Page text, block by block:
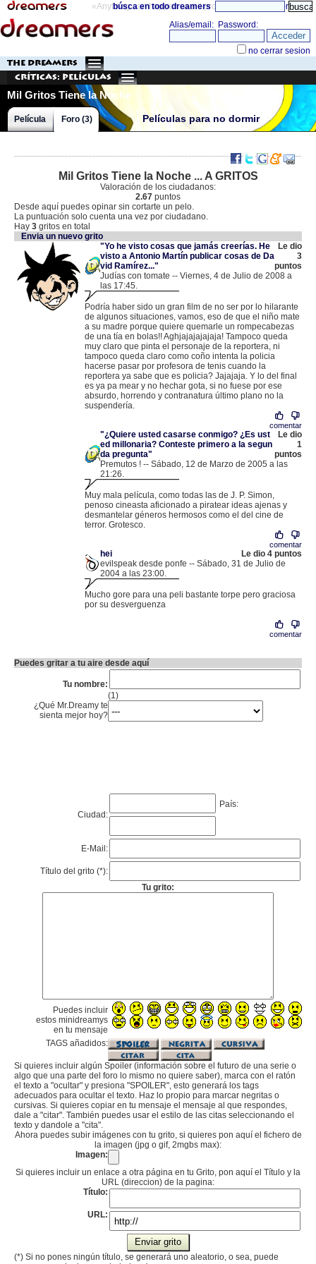
«Anything can happen and it probably will» directorio
búsca en todo dreamers
THE DREAMERS
Críticas: Películas
Mil Gritos Tiene la Noche
Películas para no dormir
Película Foro (3)
Mil Gritos Tiene la Noche ... A GRITOS
Valoración de los ciudadanos:
2.67 puntos
Desde aquí puedes opinar sin cortarte un pelo.
La puntuación solo cuenta una vez por ciudadano.
Hay 3 gritos en total
Envia un nuevo grito
"Yo he visto cosas que jamás creerías. He
visto a Antonio Martín publicar cosas de Da
vid Ramírez..."
Le dio
3
puntos
Judías con tomate -- Viernes, 4 de Julio de 2008 a
las 17:45.
Podría haber sido un gran film de no ser por lo hilarante
de algunos situaciones, vamos, eso de que el niño mate
a su madre porque quiere quemarle un rompecabezas
de una tía en bolas!! Aghjajajajajaja! Tampoco queda
muy claro que pinta el personaje de la reportera, ni
tampoco queda claro como coño intenta la policia
hacerse pasar por profesora de tenis cuando la
reportera ya sabe que es policia? Jajajaja. Y lo del final
es ya pa mear y no hechar gota, si no fuese por ese
absurdo, horrendo y contranatura último plano no la
suspendería.
comentar
"¿Quiere usted casarse conmigo? ¿Es ust
ed millonaria? Conteste primero a la segun
da pregunta"
Le dio
1
puntos
Premutos ! -- Sábado, 12 de Marzo de 2005 a las
21:26.
Muy mala película, como todas las de J. P. Simon,
penoso cineasta aficionado a piratear ideas ajenas y
desmantelar géneros hermosos como el del cine de
terror. Grotesco.
comentar
hei
Le dio 4 puntos
evilspeak desde ponfe -- Sábado, 31 de Julio de
2004 a las 23:00.
Mucho gore para una peli bastante torpe pero graciosa
por su desverguenza
comentar
Puedes gritar a tu aire desde aquí
Tu nombre:
(1)
¿Qué Mr.Dreamy te
sienta mejor hoy?
Ciudad:
País:
E-Mail:
Título del grito (*):
Tu grito:
Puedes incluir
estos minidreamys
en tu mensaje
TAGS añadidos:
Si quieres incluir algún Spoiler (información sobre el futuro de una serie o
algo que una parte del foro lo mismo no quiere saber), marca con el ratón
el texto a "ocultar" y presiona "SPOILER", esto generará los tags
adecuados para ocultar el texto. Haz lo propio para marcar negritas o
cursivas. Si quieres copiar en tu mensaje el mensaje al que respondes,
dale a "citar". También puedes usar el estilo de las citas seleccionando el
texto y dandole a "cita".
Ahora puedes subir imágenes con tu grito, si quieres pon aquí el fichero de
la imagen (jpg o gif, 2mgbs max):
Imagen:
Si quieres incluir un enlace a otra página en tu Grito, pon aquí el Título y la
URL (direccion) de la pagina:
Título:
URL:
(*) Si no pones ningún título, se generará uno aleatorio, o sea, puede